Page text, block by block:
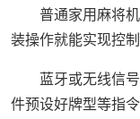
普通家用麻将
装操作就能实现控
蓝牙或无线信
件预设好牌型等指